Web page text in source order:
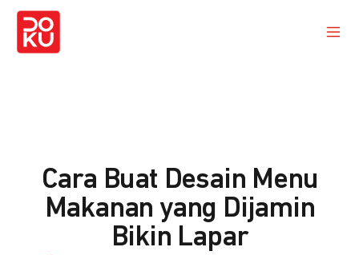
Cara Buat Desain Menu
Makanan yang Dijamin
Bikin Lapar